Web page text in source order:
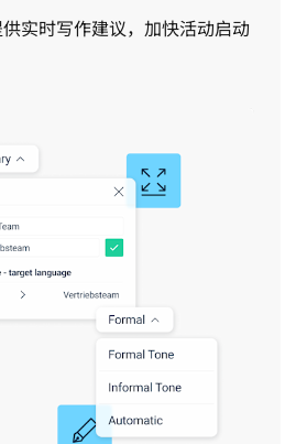
实时写作建议，加快活动启动